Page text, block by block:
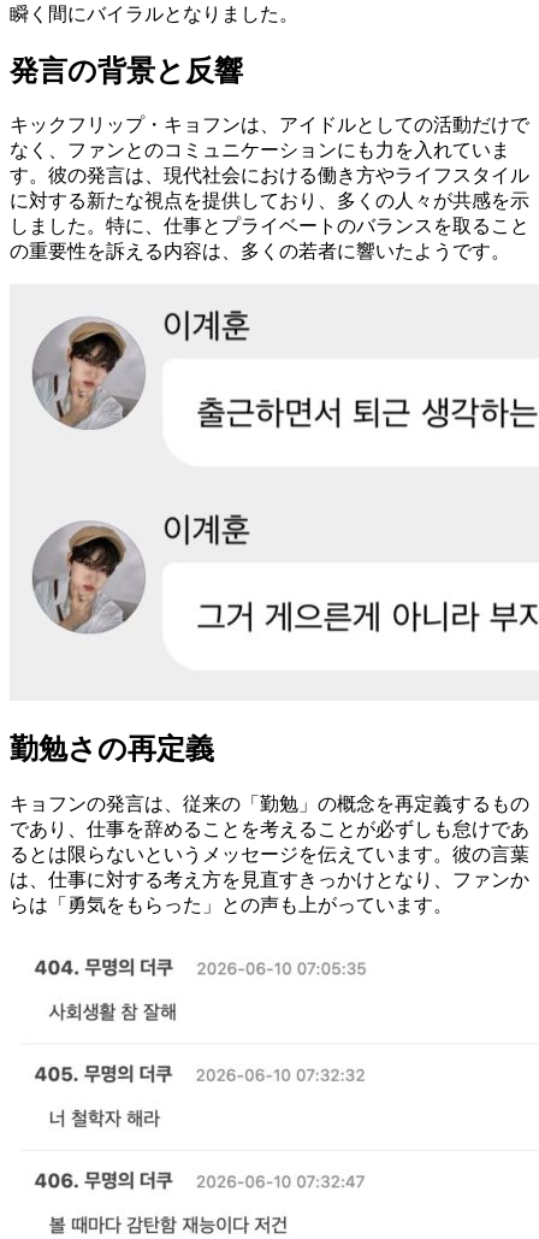
瞬く間にバイラルとなりました。
発言の背景と反響
キックフリップ・キョフンは、アイドルとしての活動だけで
なく、ファンとのコミュニケーションにも力を入れていま
す。彼の発言は、現代社会における働き方やライフスタイル
に対する新たな視点を提供しており、多くの人々が共感を示
しました。特に、仕事とプライベートのバランスを取ること
の重要性を訴える内容は、多くの若者に響いたようです。
勤勉さの再定義
キョフンの発言は、従来の「勤勉」の概念を再定義するもの
であり、仕事を辞めることを考えることが必ずしも怠けであ
るとは限らないというメッセージを伝えています。彼の言葉
は、仕事に対する考え方を見直すきっかけとなり、ファンか
らは「勇気をもらった」との声も上がっています。